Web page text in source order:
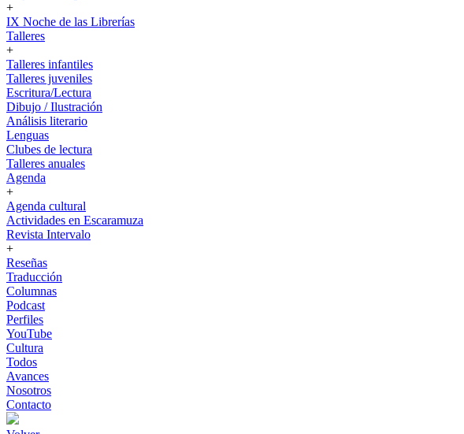
+
IX Noche de las Librerías
Talleres
+
Talleres infantiles
Talleres juveniles
Escritura/Lectura
Dibujo / Ilustración
Análisis literario
Lenguas
Clubes de lectura
Talleres anuales
Agenda
+
Agenda cultural
Actividades en Escaramuza
Revista Intervalo
+
Reseñas
Traducción
Columnas
Podcast
Perfiles
YouTube
Cultura
Todos
Avances
Nosotros
Contacto